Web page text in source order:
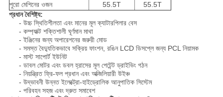
পুরো মেশিনের ওজন
55.5T
55.5T
প্রধান বৈশিষ্ট্য:
- উচ্চ স্থিতিশীলতা এবং মানের মূল ক্যাটারপিলার বেস
- কম্প্যাক্ট শক্তিশালী ঘূর্ণমান মাথা
- ইঞ্জিনের জন্য অপারেশনের জরুরী মোড
- সমস্ত বৈদ্যুতিকভাবে সক্রিয় ফাংশন, রঙিন LCD ডিসপ্লে জন্য PCL নিয়ামক
- মাস্ট সাপোর্ট ইউনিট
- ডাবল মোটর এবং ডবল হ্রাসের মূল পেটেন্ট ড্রাইভিং গঠন
- নিয়ন্ত্রিত ফ্রি-ফল প্রধান এবং অক্জিলিয়ারী উইঞ্চ
- উদ্ভাবনী উন্নত ইলেক্ট্রো-হাইড্রোলিক আনুপাতিক সিস্টেম
- পরিবহন সহজ এবং দ্রুত সমাবেশ